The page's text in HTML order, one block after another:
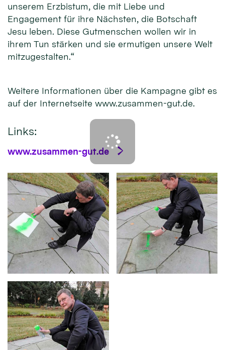
unserem Erzbistum, die mit Liebe und
Engagement für ihre Nächsten, die Botschaft
Jesu leben. Diese Gutmenschen wollen wir in
ihrem Tun stärken und sie ermutigen unsere Welt
mitzugestalten.“
Weitere Informationen über die Kampagne gibt es
auf der Internetseite www.zusammen-gut.de.
Links:
www.zusammen-gut.de